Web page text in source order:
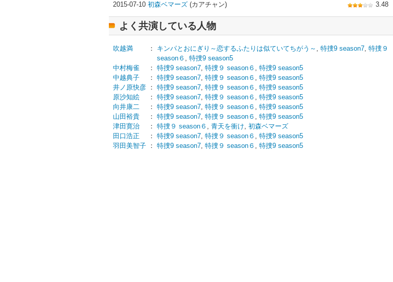
2015-07-10 初森ベマーズ (カアチャン) 3.48
よく共演している人物
吹越満 ： キンパとおにぎり～恋するふたりは似ていてちがう～ , 特捜9 season7, 特捜９
season６ , 特捜9 season5
中村梅雀
： 特捜9 season7, 特捜９ season６ , 特捜9 season5
中越典子
： 特捜9 season7, 特捜９ season６ , 特捜9 season5
井ノ原快彦 ： 特捜9 season7, 特捜９ season６ , 特捜9 season5
原沙知絵
： 特捜9 season7, 特捜９ season６ , 特捜9 season5
向井康二
： 特捜9 season7, 特捜９ season６ , 特捜9 season5
山田裕貴
： 特捜9 season7, 特捜９ season６ , 特捜9 season5
津田寛治
： 特捜９ season６ , 青天を衝け, 初森ベマーズ
田口浩正
： 特捜9 season7, 特捜９ season６ , 特捜9 season5
羽田美智子 ： 特捜9 season7, 特捜９ season６ , 特捜9 season5